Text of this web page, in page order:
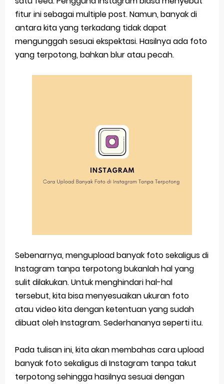
Simpan Profil Ig Dengan Mudah
Aplikasi Togel Android: Solusi Praktis Untuk Pecinta Togel
Siap Video Call, tapi Download Aplikasinya Dulu, Abangku
fitur ini sebagai multiple post. Namun, banyak di
antara kita yang terkadang tidak dapat
mengunggah sesuai ekspektasi. Hasilnya ada foto
yang terpotong, bahkan blur atau pecah.
Sebenarnya, mengupload banyak foto sekaligus di
Instagram tanpa terpotong bukanlah hal yang
sulit dilakukan. Untuk menghindari hal-hal
tersebut, kita bisa menyesuaikan ukuran foto
atau video kita dengan ketentuan yang sudah
dibuat oleh Instagram. Sederhananya seperti itu.
Pada tulisan ini, kita akan membahas cara upload
banyak foto sekaligus di Instagram tanpa takut
terpotong sehingga hasilnya sesuai dengan